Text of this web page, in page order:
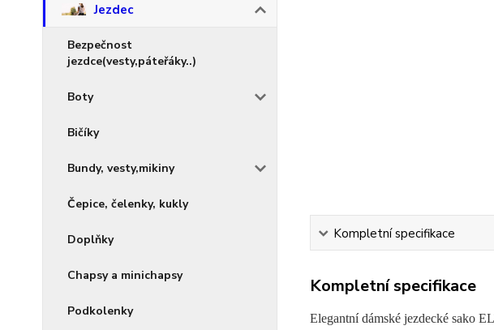
Jezdec
Bezpečnost
jezdce(vesty,páteřáky..)
Boty
Bičíky
Bundy, vesty,mikiny
Čepice, čelenky, kukly
Doplňky
Chapsy a minichapsy
Podkolenky
Kompletní specifikace
Kompletní specifikace
Elegantní dámské jezdecké sako